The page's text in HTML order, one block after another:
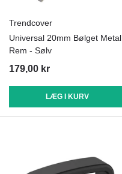
Trendcover
Universal 20mm Bølget Metal
Rem - Sølv
179,00 kr
LÆG I KURV